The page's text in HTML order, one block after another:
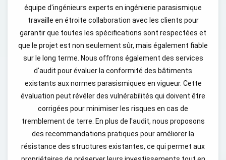
équipe d'ingénieurs experts en ingénierie parasismique
travaille en étroite collaboration avec les clients pour
garantir que toutes les spécifications sont respectées et
que le projet est non seulement sûr, mais également fiable
sur le long terme. Nous offrons également des services
d'audit pour évaluer la conformité des bâtiments
existants aux normes parasismiques en vigueur. Cette
évaluation peut révéler des vulnérabilités qui doivent être
corrigées pour minimiser les risques en cas de
tremblement de terre. En plus de l'audit, nous proposons
des recommandations pratiques pour améliorer la
résistance des structures existantes, ce qui permet aux